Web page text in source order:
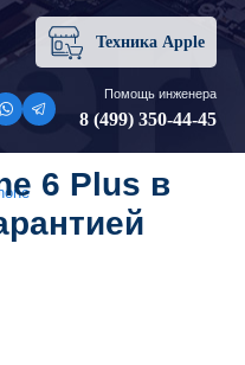
Техника Apple
Помощь инженера
8 (499) 350-44-45
6 Plus в